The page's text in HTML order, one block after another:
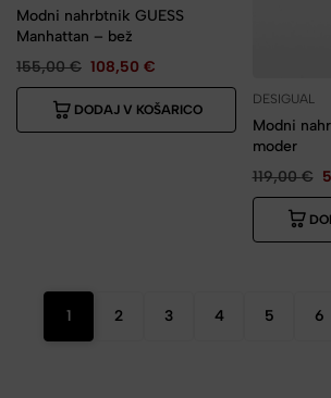
Modni nahrbtnik GUESS
Manhattan – bež
155,00€ 108,50 €
DODAJ V KOŠARICO
DESIGUAL
Modni
moder
119,00€
1 2 3 4 5 6